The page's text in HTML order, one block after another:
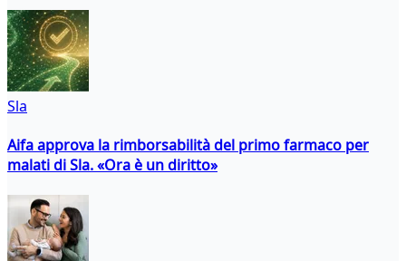
Sla
Aifa approva la rimborsabilità del primo farmaco per
malati di Sla. «Ora è un diritto»